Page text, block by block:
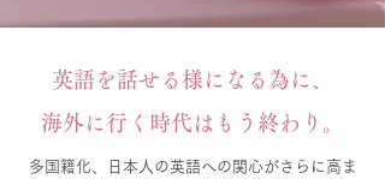
英語を話せる様になる為に、
海外に行く時代はもう終わり。
多国籍化、日本人の英語への関心がさらに高ま